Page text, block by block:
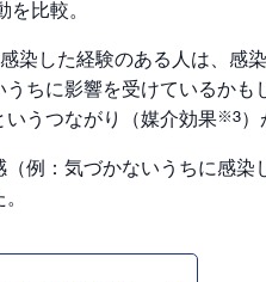
を比較。
染した経験のある人は、感
うちに影響を受けているか
いうつながり（媒介効果※3 ）
（例：気づかないうちに感